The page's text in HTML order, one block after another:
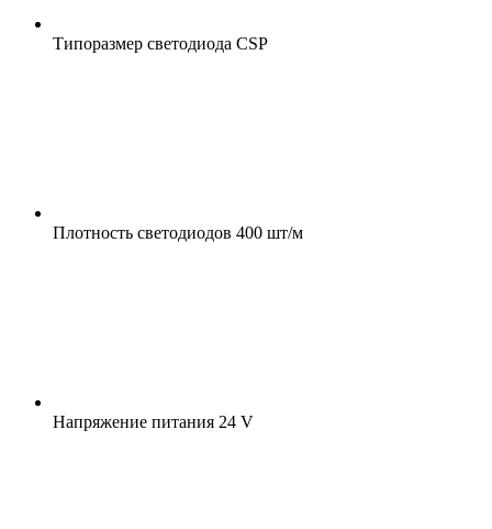
Типоразмер светодиода CSP
Плотность светодиодов 400 шт/м
Напряжение питания 24 V